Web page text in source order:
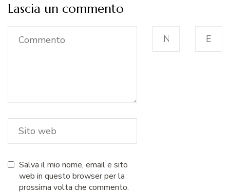
Lascia un commento
Salva il mio nome, email e sito
web in questo browser per la
prossima volta che commento.